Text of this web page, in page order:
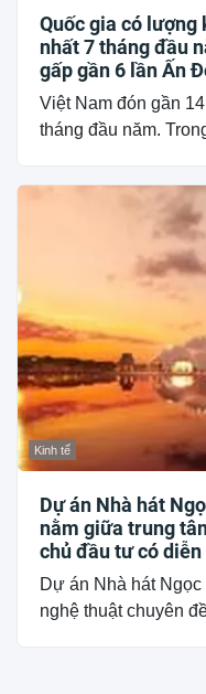
Quốc gia có
nhất 7 tháng đầu
gấp gần 6 lần Ấn
Việt Nam đón gần
tháng đầu năm.
Kinh tế
Dự án Nhà hát
nằm giữa trung
chủ đầu tư có
Dự án Nhà hát
nghệ thuật chuyên